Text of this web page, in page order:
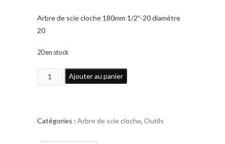
Arbre de scie cloche 180mm 1/2″-20 diamètre
20
20 en stock
quantité
de
scie
Ajouter au panier
Catégories : Arbre de scie cloche, Outils